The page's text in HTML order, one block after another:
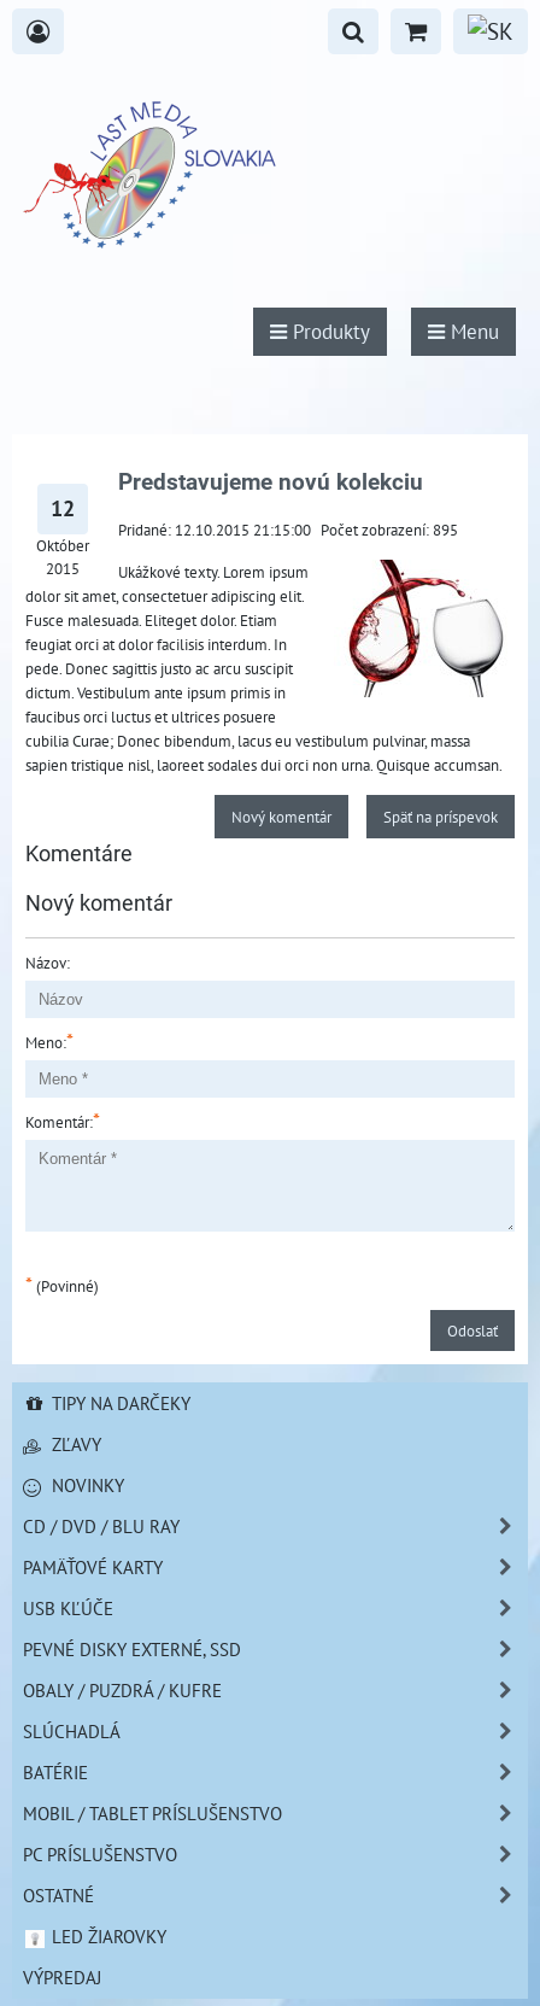
Produkty Menu
12
Október
2015
Predstavujeme novú kolekciu
Pridané: 12.10.2015 21:15:00 Počet zobrazení: 895
Ukážkové texty. Lorem ipsum
dolor sit amet, consectetuer adipiscing elit.
Fusce malesuada. Eliteget dolor. Etiam
feugiat orci at dolor facilisis interdum. In
pede. Donec sagittis justo ac arcu suscipit
dictum. Vestibulum ante ipsum primis in
faucibus orci luctus et ultrices posuere
cubilia Curae; Donec bibendum, lacus eu vestibulum pulvinar, massa
sapien tristique nisl, laoreet sodales dui orci non urna. Quisque accumsan.
Späť na príspevok
Nový komentár
Komentáre
Nový komentár
Názov:
Meno:*
Komentár:*
*(Povinné)
Odoslať
TIPY NA DARČEKY
ZĽAVY
NOVINKY
CD / DVD / BLU RAY
PAMÄŤOVÉ KARTY
USB KĽÚČE
PEVNÉ DISKY EXTERNÉ, SSD
OBALY / PUZDRÁ / KUFRE
SLÚCHADLÁ
BATÉRIE
MOBIL / TABLET PRÍSLUŠENSTVO
PC PRÍSLUŠENSTVO
OSTATNÉ
LED ŽIAROVKY
VÝPREDAJ